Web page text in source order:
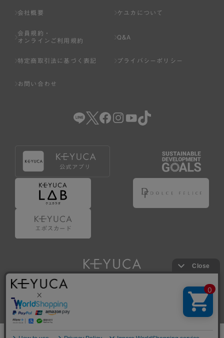
会社概要 ケユカについて
会員規約・
オンラインご利用規約
Q&A
特定商取引法に基づく表記 プライバシーポリシー
お問い合わせ
Copyright © KAWAJUN Co., Ltd. All Rights Reserved.